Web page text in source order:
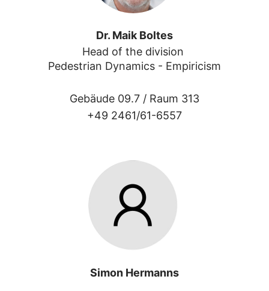
Dr. Maik Boltes
Head of the division
Pedestrian Dynamics - Empiricism
Gebäude 09.7 / Raum 313
+49 2461/61-6557
Simon Hermanns